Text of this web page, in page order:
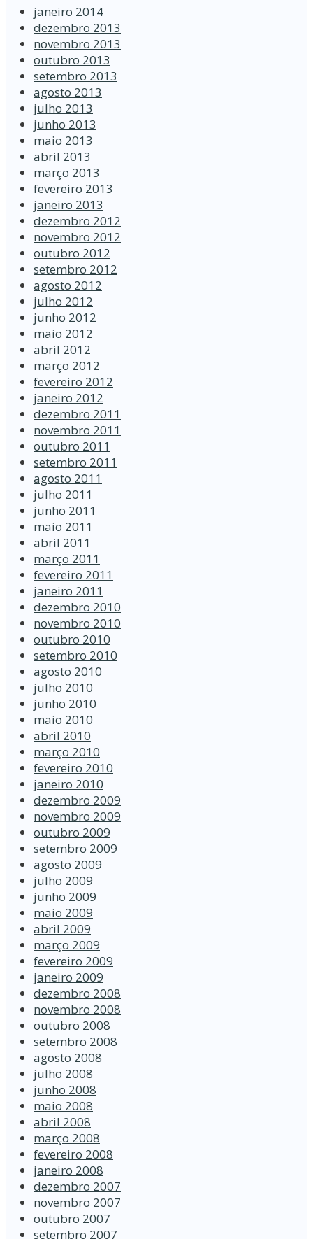
janeiro 2014
dezembro 2013
novembro 2013
outubro 2013
setembro 2013
agosto 2013
julho 2013
junho 2013
maio 2013
abril 2013
março 2013
fevereiro 2013
janeiro 2013
dezembro 2012
novembro 2012
outubro 2012
setembro 2012
agosto 2012
julho 2012
junho 2012
maio 2012
abril 2012
março 2012
fevereiro 2012
janeiro 2012
dezembro 2011
novembro 2011
outubro 2011
setembro 2011
agosto 2011
julho 2011
junho 2011
maio 2011
abril 2011
março 2011
fevereiro 2011
janeiro 2011
dezembro 2010
novembro 2010
outubro 2010
setembro 2010
agosto 2010
julho 2010
junho 2010
maio 2010
abril 2010
março 2010
fevereiro 2010
janeiro 2010
dezembro 2009
novembro 2009
outubro 2009
setembro 2009
agosto 2009
julho 2009
junho 2009
maio 2009
abril 2009
março 2009
fevereiro 2009
janeiro 2009
dezembro 2008
novembro 2008
outubro 2008
setembro 2008
agosto 2008
julho 2008
junho 2008
maio 2008
abril 2008
março 2008
fevereiro 2008
janeiro 2008
dezembro 2007
novembro 2007
outubro 2007
setembro 2007